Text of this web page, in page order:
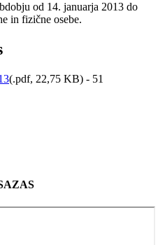
od 14. januarja 2013 do
in fizične osebe.
(.pdf, 22,75 KB) - 51